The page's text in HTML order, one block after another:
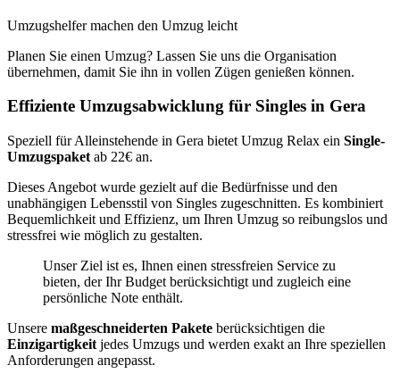
Umzugshelfer machen den Umzug leicht
Planen Sie einen Umzug? Lassen Sie uns die Organisation
übernehmen, damit Sie ihn in vollen Zügen genießen können.
Effiziente Umzugsabwicklung für Singles in Gera
Speziell für Alleinstehende in Gera bietet Umzug Relax ein Single-
Umzugspaket ab 22€ an.
Dieses Angebot wurde gezielt auf die Bedürfnisse und den
unabhängigen Lebensstil von Singles zugeschnitten. Es kombiniert
Bequemlichkeit und Effizienz, um Ihren Umzug so reibungslos und
stressfrei wie möglich zu gestalten.
Unser Ziel ist es, Ihnen einen stressfreien Service zu
bieten, der Ihr Budget berücksichtigt und zugleich eine
persönliche Note enthält.
Unsere maßgeschneiderten Pakete berücksichtigen die
Einzigartigkeit jedes Umzugs und werden exakt an Ihre speziellen
Anforderungen angepasst.